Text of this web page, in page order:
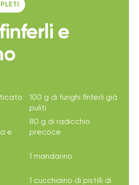
e
100 g di funghi finferli già
puliti
e
80 g di radicchio
precoce
1 mandarino
1 cucchiaino di pistilli di